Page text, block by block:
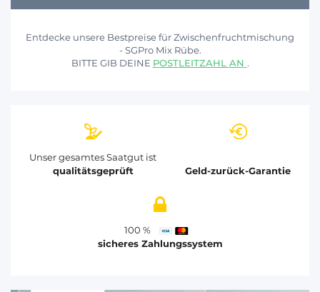
Entdecke unsere Bestpreise für Zwischenfruchtmischung
- SGPro Mix Rübe.
BITTE GIB DEINE POSTLEITZAHL AN .
Unser gesamtes Saatgut ist
qualitätsgeprüft
Geld-zurück-Garantie
100 %
sicheres Zahlungssystem